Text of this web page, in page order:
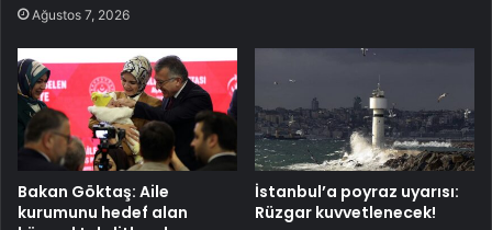
Ağustos 7, 2026
Bakan Göktaş: Aile
kurumunu hedef alan
İstanbul’a poyraz uyarısı:
Rüzgar kuvvetlenecek!